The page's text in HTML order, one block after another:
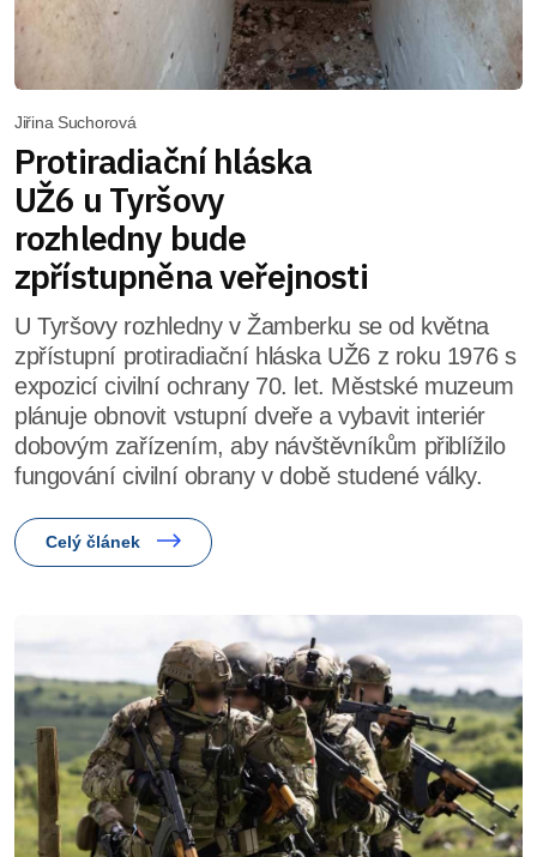
Jiřina Suchorová
Protiradiační hláska
UŽ6 u Tyršovy
rozhledny bude
zpřístupněna veřejnosti
U Tyršovy rozhledny v Žamberku se od května
zpřístupní protiradiační hláska UŽ6 z roku 1976 s
expozicí civilní ochrany 70. let. Městské muzeum
plánuje obnovit vstupní dveře a vybavit interiér
dobovým zařízením, aby návštěvníkům přiblížilo
fungování civilní obrany v době studené války.
Celý článek